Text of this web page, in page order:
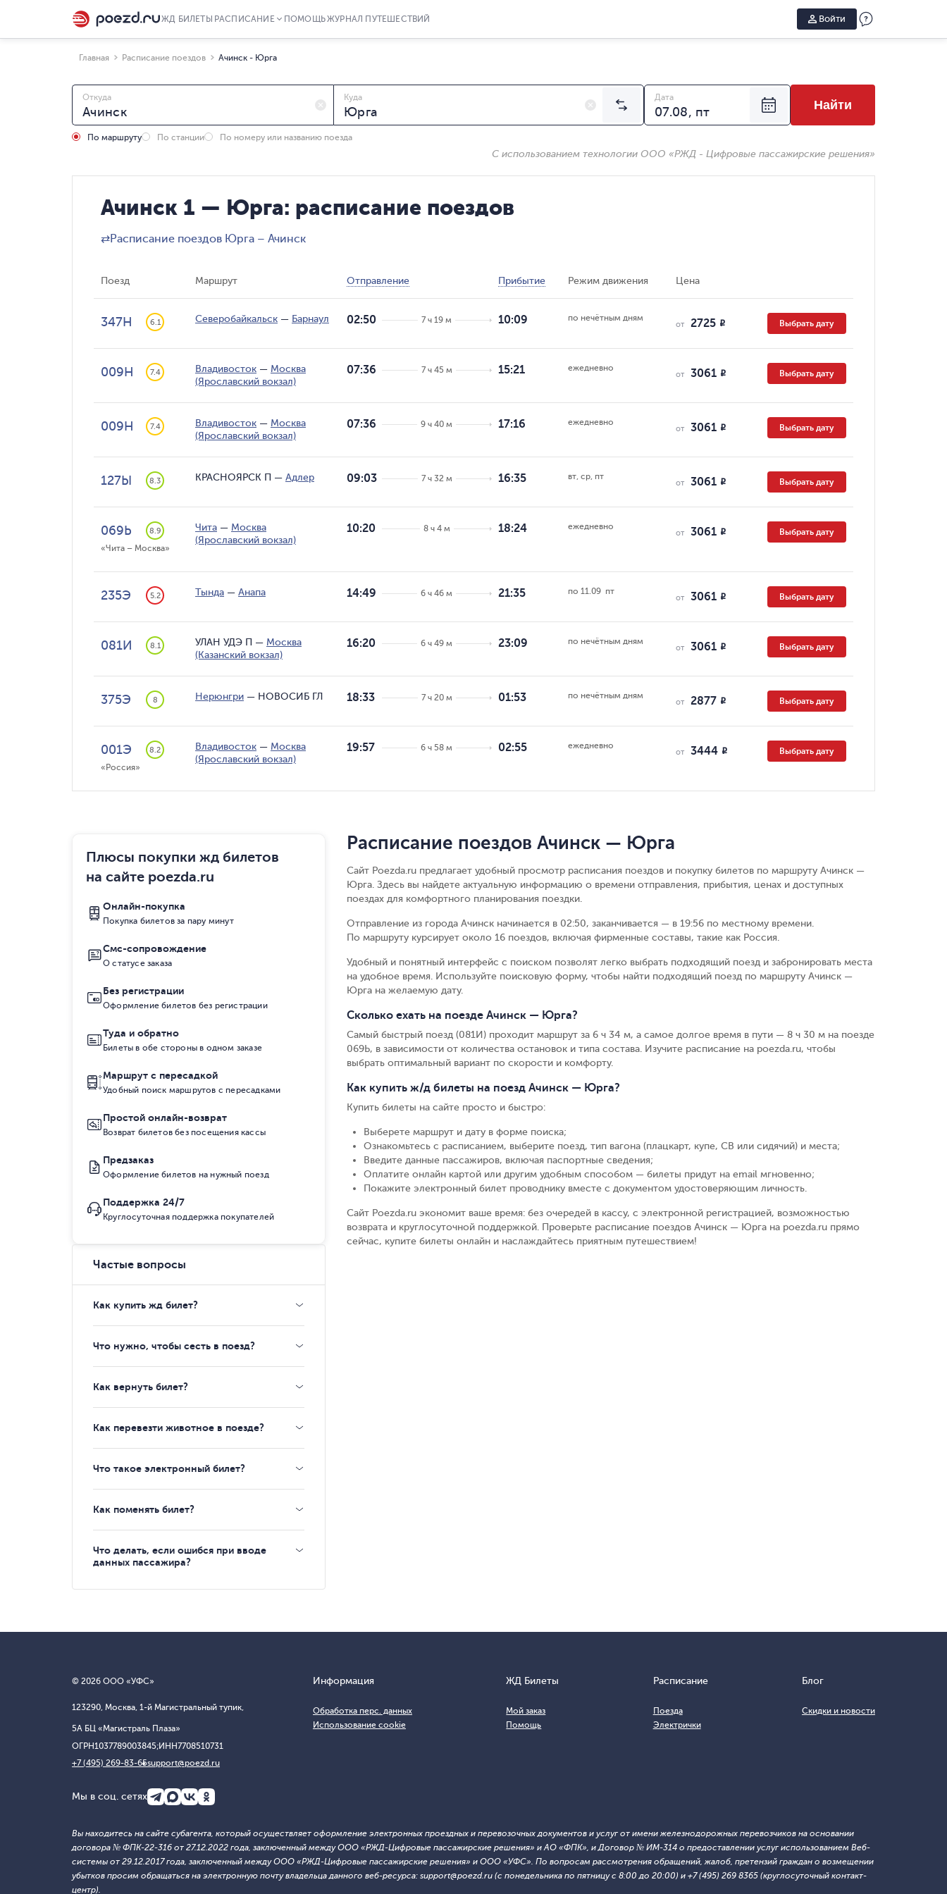
ЖД БИЛЕТЫ РАСПИСАНИЕ ПОМОЩЬЖУРНАЛ ПУТЕШЕСТВИЙ Войти
Главная Расписание поездов Ачинск - Юрга
Откуда Куда
По маршруту По станции По номеру или названию поезда
Дата
Найти
С использованием технологии ООО «РЖД - Цифровые пассажирские решения»
Ачинск 1 — Юрга: расписание поездов
⇄Расписание поездов Юрга – Ачинск
Поезд Маршрут Отправление Прибытие Режим движения Цена
347Н 6.1 Северобайкальск — Барнаул 02:50 7 ч 19 м 10:09 по нечётным дням
от 2725 R Выбрать дату
009Н 7.4 Владивосток — Москва
(Ярославский вокзал)
07:36 7 ч 45 м 15:21 ежедневно
от 3061 R Выбрать дату
009Н 7.4 Владивосток — Москва
(Ярославский вокзал)
07:36 9 ч 40 м 17:16 ежедневно
от 3061 R Выбрать дату
127Ы 8.3 КРАСНОЯРСК П — Адлер 09:03 7 ч 32 м 16:35 вт, ср, пт
от 3061 R Выбрать дату
069Ь 8.9
«Чита – Москва»
Чита — Москва
(Ярославский вокзал)
10:20 8 ч 4 м 18:24 ежедневно
от 3061 R Выбрать дату
235Э 5.2 Тында — Анапа 14:49 6 ч 46 м 21:35 по 11.09  пт
от 3061 R Выбрать дату
081И 8.1 УЛАН УДЭ П — Москва
(Казанский вокзал)
16:20 6 ч 49 м 23:09 по нечётным дням
от 3061 R Выбрать дату
375Э 8 Нерюнгри — НОВОСИБ ГЛ 18:33 7 ч 20 м 01:53 по нечётным дням
от 2877 R Выбрать дату
001Э 8.2
«Россия»
Владивосток — Москва
(Ярославский вокзал)
19:57 6 ч 58 м 02:55 ежедневно
от 3444 R Выбрать дату
Расписание поездов Ачинск — Юрга
Сайт Poezda.ru предлагает удобный просмотр расписания поездов и покупку билетов по маршруту Ачинск —
Юрга. Здесь вы найдете актуальную информацию о времени отправления, прибытия, ценах и доступных
поездах для комфортного планирования поездки.
Отправление из города Ачинск начинается в 02:50, заканчивается — в 19:56 по местному времени.
По маршруту курсирует около 16 поездов, включая фирменные составы, такие как Россия.
Удобный и понятный интерфейс с поиском позволят легко выбрать подходящий поезд и забронировать места
на удобное время. Используйте поисковую форму, чтобы найти подходящий поезд по маршруту Ачинск —
Юрга на желаемую дату.
Сколько ехать на поезде Ачинск — Юрга?
Самый быстрый поезд (081И) проходит маршрут за 6 ч 34 м, а самое долгое время в пути — 8 ч 30 м на поезде
069Ь, в зависимости от количества остановок и типа состава. Изучите расписание на poezda.ru, чтобы
выбрать оптимальный вариант по скорости и комфорту.
Как купить ж/д билеты на поезд Ачинск — Юрга?
Купить билеты на сайте просто и быстро:
Выберете маршрут и дату в форме поиска;
Ознакомьтесь с расписанием, выберите поезд, тип вагона (плацкарт, купе, СВ или сидячий) и места;
Введите данные пассажиров, включая паспортные сведения;
Оплатите онлайн картой или другим удобным способом — билеты придут на email мгновенно;
Покажите электронный билет проводнику вместе с документом удостоверяющим личность.
Сайт Poezda.ru экономит ваше время: без очередей в кассу, с электронной регистрацией, возможностью
возврата и круглосуточной поддержкой. Проверьте расписание поездов Ачинск — Юрга на poezda.ru прямо
сейчас, купите билеты онлайн и наслаждайтесь приятным путешествием!
Плюсы покупки жд билетов
на сайте poezda.ru
Онлайн-покупка
Покупка билетов за пару минут
Смс-сопровождение
О статусе заказа
Без регистрации
Оформление билетов без регистрации
Туда и обратно
Билеты в обе стороны в одном заказе
Маршрут с пересадкой
Удобный поиск маршрутов с пересадками
Простой онлайн-возврат
Возврат билетов без посещения кассы
Предзаказ
Оформление билетов на нужный поезд
Поддержка 24/7
Круглосуточная поддержка покупателей
Частые вопросы
Как купить жд билет?
Что нужно, чтобы сесть в поезд?
Как вернуть билет?
Как перевезти животное в поезде?
Что такое электронный билет?
Как поменять билет?
Что делать, если ошибся при вводе
данных пассажира?
© 2026 ООО «УФС»
123290, Москва, 1-й Магистральный тупик,
5А БЦ «Магистраль Плаза»
ОГРН1037789003845;ИНН7708510731
+7 (495) 269-83-65support@poezd.ru
Информация
Обработка перс. данных
Использование cookie
ЖД Билеты
Мой заказ
Помощь
Расписание
Поезда
Электрички
Блог
Скидки и новости
Мы в соц. сетях
Вы находитесь на сайте субагента, который осуществляет оформление электронных проездных и перевозочных документов и услуг от имени железнодорожных перевозчиков на основании
договора № ФПК-22-316 от 27.12.2022 года, заключенный между ООО «РЖД-Цифровые пассажирские решения» и АО «ФПК», и Договор № ИМ-314 о предоставлении услуг использованием Веб-
системы от 29.12.2017 года, заключенный между ООО «РЖД-Цифровые пассажирские решения» и ООО «УФС». По вопросам рассмотрения обращений, жалоб, претензий граждан о возмещении
убытков просим обращаться на электронную почту владельца данного веб-ресурса: support@poezd.ru (с понедельника по пятницу с 8:00 до 20:00) и +7 (495) 269 8365 (круглосуточный контакт-
центр).